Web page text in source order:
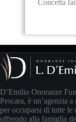
Concetta
D’Emilio Onoranze
Pescara, è un’agenzia
per occuparsi di tutte le
offrendo alla famiglia